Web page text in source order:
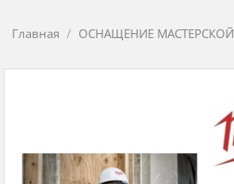
Главная ОСНАЩЕНИЕ МАСТЕРСКОЙ